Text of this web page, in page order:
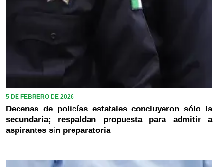
5 DE FEBRERO DE 2026
Decenas de policías estatales concluyeron sólo la
secundaria; respaldan propuesta para admitir a
aspirantes sin preparatoria